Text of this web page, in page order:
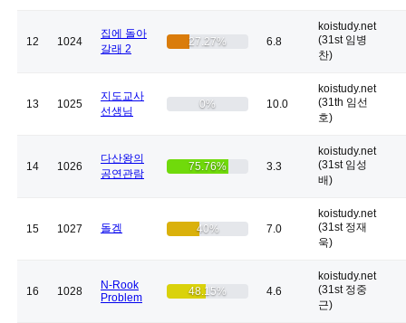
12 1024
집에 돌아
갈래 2
27.27% 6.8
koistudy.net
(31st 임병
찬)
13 1025
지도교사
선생님
0% 10.0
koistudy.net
(31th 임선
호)
14 1026
다산왕의
공연관람
75.76% 3.3
koistudy.net
(31st 임성
배)
15 1027 돌겜 40% 7.0
koistudy.net
(31st 정재
욱)
16 1028
N-Rook
Problem
48.15% 4.6
koistudy.net
(31st 정중
근)